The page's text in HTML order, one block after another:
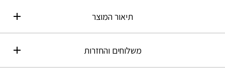
תיאור המוצר
משלוחים והחזרות